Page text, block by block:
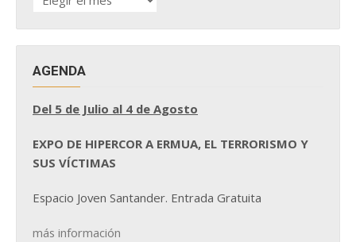
DE
AGENDA
Del 5 de Julio al 4 de Agosto
EXPO DE HIPERCOR A ERMUA, EL TERRORISMO Y
SUS VÍCTIMAS
Espacio Joven Santander. Entrada Gratuita
más información